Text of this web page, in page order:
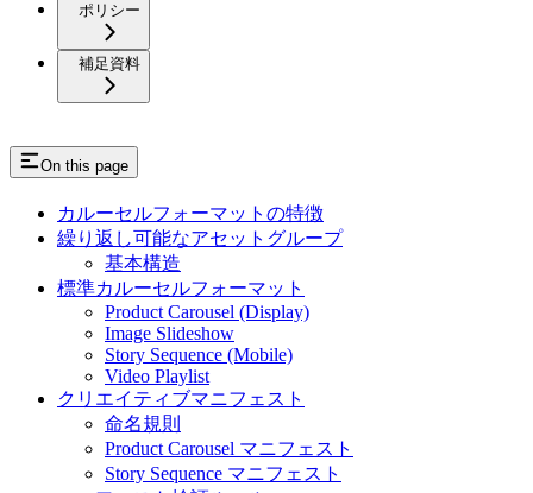
ポリシー
補足資料
On this page
カルーセルフォーマットの特徴
繰り返し可能なアセットグループ
基本構造
標準カルーセルフォーマット
Product Carousel (Display)
Image Slideshow
Story Sequence (Mobile)
Video Playlist
クリエイティブマニフェスト
命名規則
Product Carousel マニフェスト
Story Sequence マニフェスト